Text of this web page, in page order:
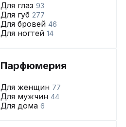
Для глаз 93
Для губ 277
Для бровей 46
Для ногтей 14
Парфюмерия
Для женщин 77
Для мужчин 44
Для дома 6